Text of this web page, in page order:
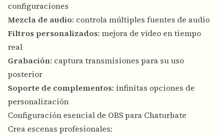
configuraciones
Mezcla de audio: controla múltiples fuentes de audio
Filtros personalizados: mejora de vídeo en tiempo
real
Grabación: captura transmisiones para su uso
posterior
Soporte de complementos: infinitas opciones de
personalización
Configuración esencial de OBS para Chaturbate
Crea escenas profesionales: